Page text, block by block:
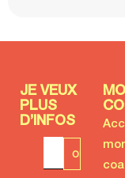
JE VEUX
PLUS
D’INFOS